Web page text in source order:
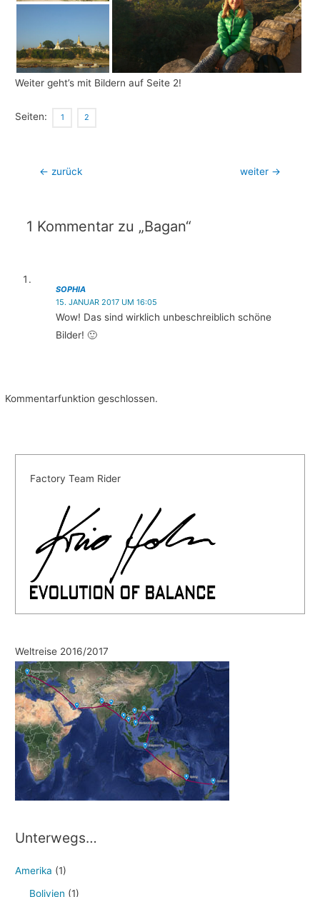
Weiter geht’s mit Bildern auf Seite 2!
Seiten: 1 2
Beitragsnavigation
← zurück weiter →
1 Kommentar zu „Bagan“
SOPHIA
15. JANUAR 2017 UM 16:05
Wow! Das sind wirklich unbeschreiblich schöne
Bilder! 🙂
Kommentarfunktion geschlossen.
Factory Team Rider
Weltreise 2016/2017
Unterwegs…
Amerika (1)
Bolivien (1)